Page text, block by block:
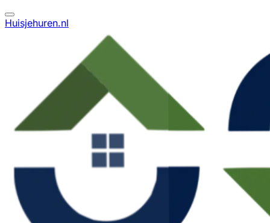
Huisjehuren.nl